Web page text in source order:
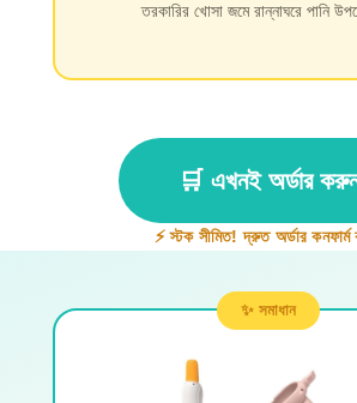
তরকারির খোসা জমে রান্নাঘরে পানি
🛒 এখনই অর্ডার
⚡ স্টক সীমিত! দ্রুত অর্ডার